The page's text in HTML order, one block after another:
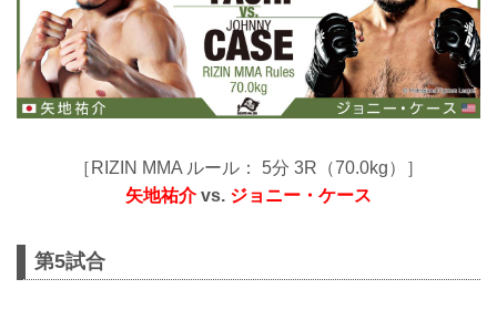
［RIZIN MMA ルール： 5分 3R（70.0kg）］
矢地祐介vs. ジョニー・ケース
第5試合